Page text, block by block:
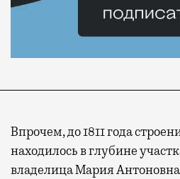
Впрочем, до 1811 года
находилось в глубине
владелица Мария Антоновна